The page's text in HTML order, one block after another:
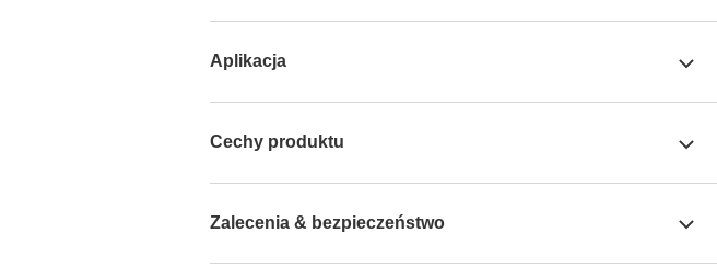
Aplikacja
Cechy produktu
Zalecenia & bezpieczeństwo